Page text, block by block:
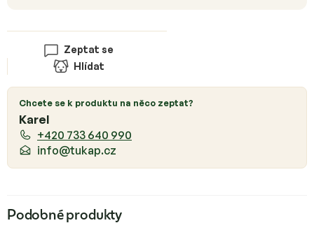
Zeptat se
Hlídat
Chcete se k produktu na něco zeptat?
Karel
+420 733 640 990
info@tukap.cz
Podobné produkty